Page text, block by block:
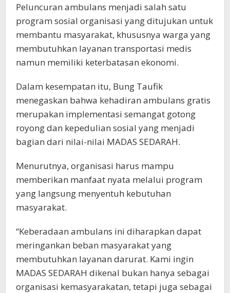
Peluncuran ambulans menjadi salah satu
program sosial organisasi yang ditujukan untuk
membantu masyarakat, khususnya warga yang
membutuhkan layanan transportasi medis
namun memiliki keterbatasan ekonomi.
Dalam kesempatan itu, Bung Taufik
menegaskan bahwa kehadiran ambulans gratis
merupakan implementasi semangat gotong
royong dan kepedulian sosial yang menjadi
bagian dari nilai-nilai MADAS SEDARAH.
Menurutnya, organisasi harus mampu
memberikan manfaat nyata melalui program
yang langsung menyentuh kebutuhan
masyarakat.
“Keberadaan ambulans ini diharapkan dapat
meringankan beban masyarakat yang
membutuhkan layanan darurat. Kami ingin
MADAS SEDARAH dikenal bukan hanya sebagai
organisasi kemasyarakatan, tetapi juga sebagai